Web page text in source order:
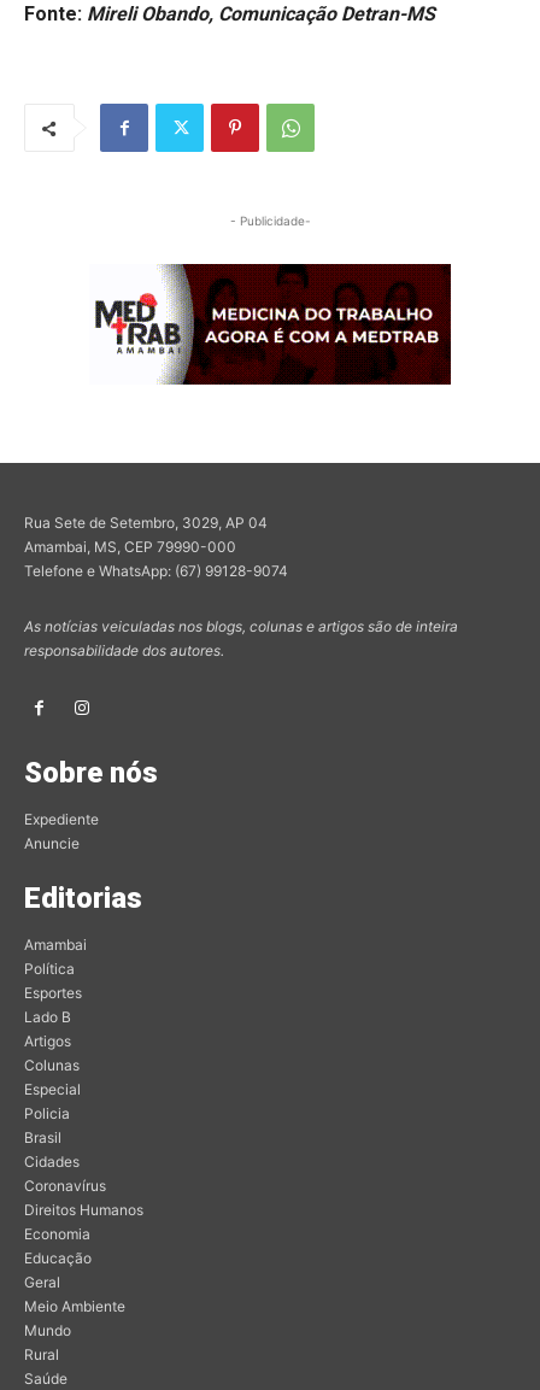
Fonte: Mireli Obando, Comunicação Detran-MS
- Publicidade-
Rua Sete de Setembro, 3029, AP 04
Amambai, MS, CEP 79990-000
Telefone e WhatsApp: (67) 99128-9074
As notícias veiculadas nos blogs, colunas e artigos são de inteira
responsabilidade dos autores.
Sobre nós
Expediente
Anuncie
Editorias
Amambai
Política
Esportes
Lado B
Artigos
Colunas
Especial
Policia
Brasil
Cidades
Coronavírus
Direitos Humanos
Economia
Educação
Geral
Meio Ambiente
Mundo
Rural
Saúde